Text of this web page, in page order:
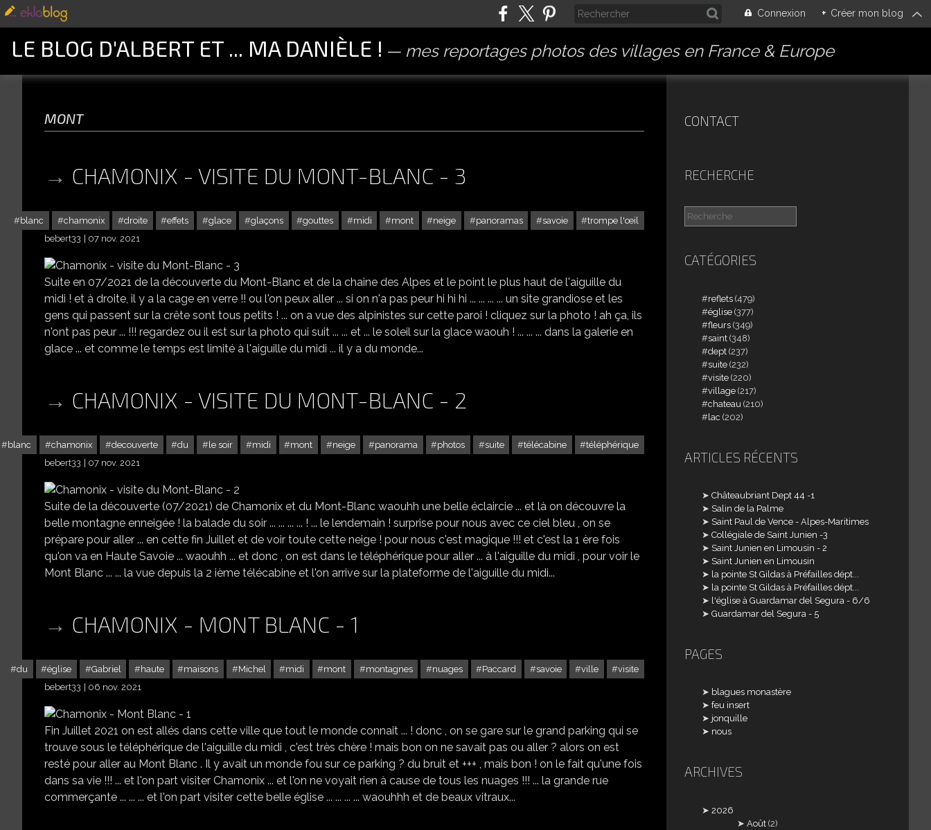
Connexion + Créer mon blog
LE BLOG D'ALBERT ET ... MA DANIÈLE ! mes reportages photos des villages en France & Europe
mont
CHAMONIX - VISITE DU MONT-BLANC - 3
blanc chamonix droite effets glace glaçons gouttes midi mont neige panoramas savoie
trompe l'œil
bebert33
07 nov. 2021
Suite en 07/2021 de la découverte du Mont-Blanc et de la chaine des Alpes et le point le plus haut de l'aiguille du
midi ! et à droite, il y a la cage en verre !! ou l'on peux aller ... si on n'a pas peur hi hi hi ... ... ... ... un site grandiose et les
gens qui passent sur la crête sont tous petits ! ... on a vue des alpinistes sur cette paroi ! cliquez sur la photo ! ah ça, ils
n'ont pas peur ... !!! regardez ou il est sur la photo qui suit ... ... et ... le soleil sur la glace waouh ! ... ... ... dans la galerie en
glace ... et comme le temps est limité à l'aiguille du midi ... il y a du monde...
CHAMONIX - VISITE DU MONT-BLANC - 2
blanc chamonix decouverte du le soir midi mont neige panorama photos suite télécabine
téléphérique
bebert33
07 nov. 2021
Suite de la découverte (07/2021) de Chamonix et du Mont-Blanc waouhh une belle éclaircie ... et là on découvre la
belle montagne enneigée ! la balade du soir ... ... ... ... ! ... le lendemain ! surprise pour nous avec ce ciel bleu , on se
prépare pour aller ... en cette fin Juillet et de voir toute cette neige ! pour nous c'est magique !!! et c'est la 1 ère fois
qu'on va en Haute Savoie ... waouhh ... et donc , on est dans le téléphérique pour aller ... à l'aiguille du midi , pour voir le
Mont Blanc ... ... la vue depuis la 2 ième télécabine et l'on arrive sur la plateforme de l'aiguille du midi...
CHAMONIX - MONT BLANC - 1
du église Gabriel haute maisons Michel midi mont montagnes nuages Paccard savoie ville
visite
bebert33
06 nov. 2021
Fin Juillet 2021 on est allés dans cette ville que tout le monde connait ... ! donc , on se gare sur le grand parking qui se
trouve sous le téléphérique de l'aiguille du midi , c'est très chère ! mais bon on ne savait pas ou aller ? alors on est
resté pour aller au Mont Blanc . Il y avait un monde fou sur ce parking ? du bruit et +++ , mais bon ! on le fait qu'une fois
dans sa vie !!! ... et l'on part visiter Chamonix ... et l'on ne voyait rien à cause de tous les nuages !!! ... la grande rue
commerçante ... ... ... et l'on part visiter cette belle église ... ... ... ... waouhhh et de beaux vitraux...
CONTACT
RECHERCHE
CATÉGORIES
reflets (479)
église (377)
fleurs (349)
saint (348)
dept (237)
suite (232)
visite (220)
village (217)
chateau (210)
lac (202)
ARTICLES RÉCENTS
Châteaubriant Dept 44 -1
Salin de la Palme
Saint Paul de Vence - Alpes-Maritimes
Collégiale de Saint Junien -3
Saint Junien en Limousin - 2
Saint Junien en Limousin
la pointe St Gildas à Préfailles dépt...
la pointe St Gildas à Préfailles dépt...
l'église à Guardamar del Segura - 6/6
Guardamar del Segura - 5
PAGES
blagues monastère
feu insert
jonquille
nous
ARCHIVES
2026
Août (2)